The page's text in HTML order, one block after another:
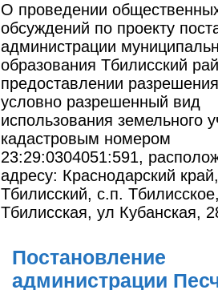
О проведении
обсуждений по проекту
администрации
образования Тбилисский
предоставлении
условно разрешенный вид
использования земельного
кадастровым номером
23:29:0304051:591,
адресу: Краснодарский
Тбилисский, с.п.
Тбилисская, ул Кубанская,
Постановление
администрации